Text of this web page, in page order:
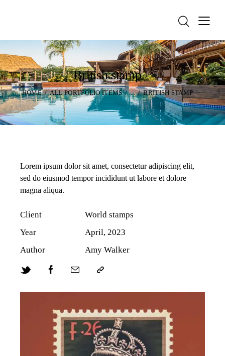
British stamp
HOME ALL PORTFOLIO ITEMS ... BRITISH STAMP
Lorem ipsum dolor sit amet, consectetur adipiscing elit,
sed do eiusmod tempor incididunt ut labore et dolore
magna aliqua.
Client
World stamps
Year
April, 2023
Author
Amy Walker